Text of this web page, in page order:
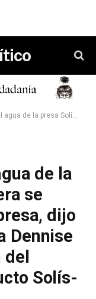
dijo la Gobernadora Libia Dennise sobre la politización del proyecto del Acueducto Solís-León.
de la
se
dijo
Dennise
Solís-